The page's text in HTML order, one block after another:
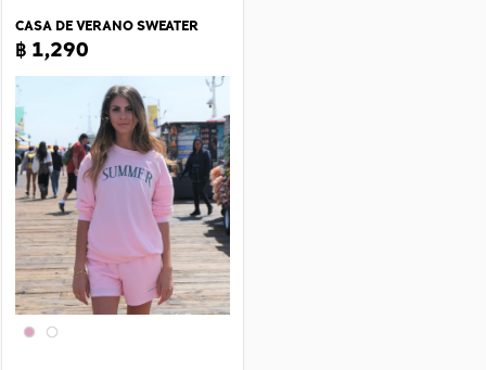
CASA DE VERANO SWEATER
฿ 1,290